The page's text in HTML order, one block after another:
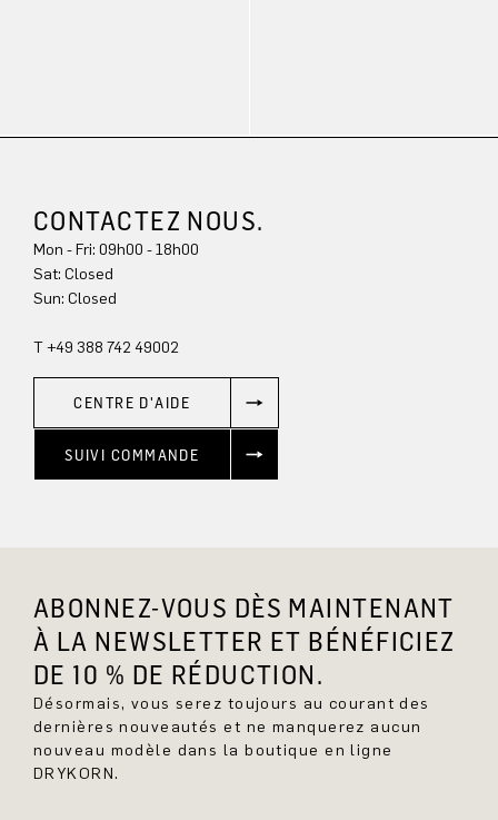
CONTACTEZ NOUS.
Mon - Fri: 09h00 - 18h00
Sun: Closed
T +49 388 742 49002
CENTRE D'AIDE
SUIVI COMMANDE
ABONNEZ-VOUS DÈS MAINTENANT
À LA NEWSLETTER ET BÉNÉFICIEZ
DE 10 % DE RÉDUCTION.
Désormais, vous serez toujours au courant des
dernières nouveautés et ne manquerez aucun
nouveau modèle dans la boutique en ligne
DRYKORN.